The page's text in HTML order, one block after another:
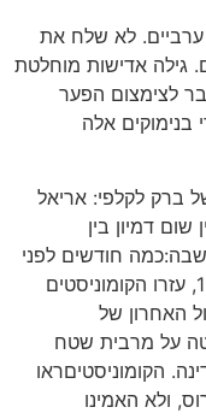
הרגה 13 אזרחים ערביים. לא שלח את
גילה אדישות מוחלטת
לצימצום הפער
בנימוקים אלה
ברק לקלפי: אריאל
שום דמיון בין
חודשים לפני
עלות הנאצים לשילטון, במהלך שנת 1932, עזרו הקומוניסטים
האחרון של
על מרבית שטח
הקומוניסטיםראו
ולא האמינו